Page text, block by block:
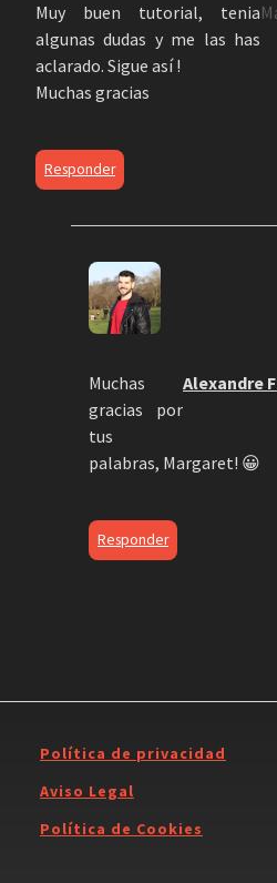
Muy buen tutorial, tenia
algunas dudas y me las has
aclarado. Sigue así !
Muchas gracias
Responder
Alexandre
Muchas
gracias por
tus
palabras, Margaret! 😀
Responder
Política de privacidad
Aviso Legal
Política de Cookies